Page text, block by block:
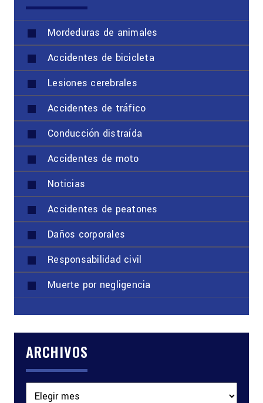
Mordeduras de animales
Accidentes de bicicleta
Lesiones cerebrales
Accidentes de tráfico
Conducción distraída
Accidentes de moto
Noticias
Accidentes de peatones
Daños corporales
Responsabilidad civil
Muerte por negligencia
ARCHIVOS